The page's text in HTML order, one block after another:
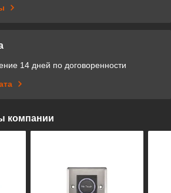
14 дней по договоренности
компании